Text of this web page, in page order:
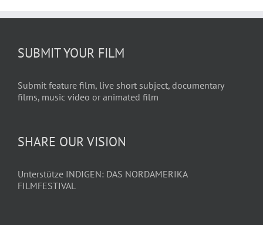
SUBMIT YOUR FILM
Submit feature film, live short subject, documentary
films, music video or animated film
SHARE OUR VISION
Unterstütze INDIGEN: DAS NORDAMERIKA
FILMFESTIVAL